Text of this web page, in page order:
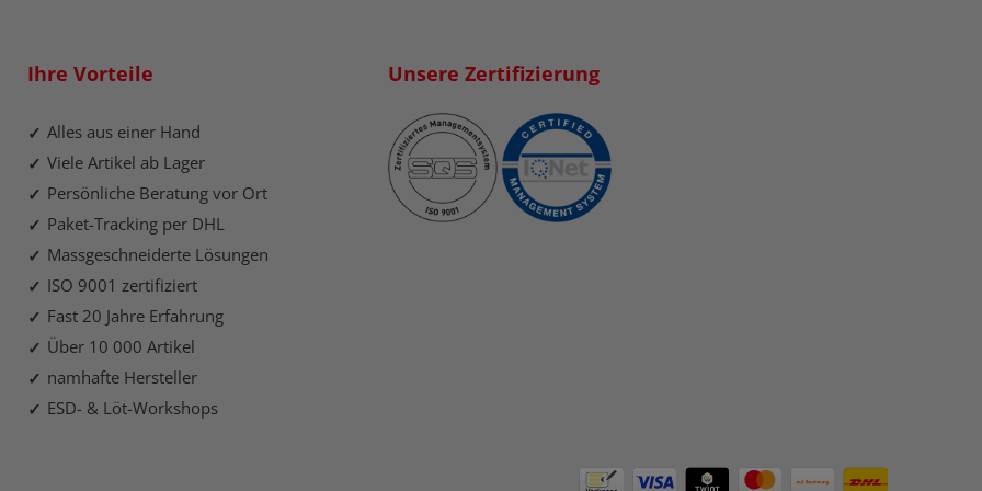
Ihre Vorteile
Alles aus einer Hand
Viele Artikel ab Lager
Persönliche Beratung vor Ort
Paket-Tracking per DHL
Massgeschneiderte Lösungen
ISO 9001 zertifiziert
Fast 20 Jahre Erfahrung
Über 10 000 Artikel
namhafte Hersteller
ESD- & Löt-Workshops
Unsere Zertifizierung